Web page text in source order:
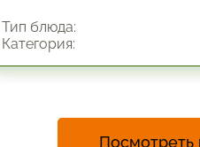
блюда:
Посмотреть